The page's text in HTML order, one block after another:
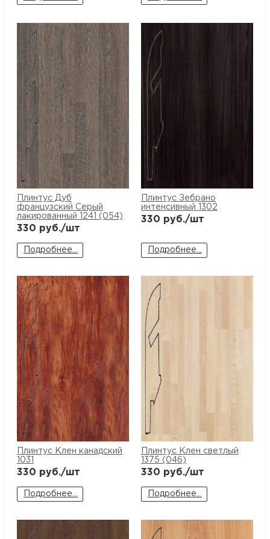
Плинтус Дуб
французский Серый
лакированный 1241 (054)
330 руб./шт
Подробнее...
Плинтус Зебрано
интенсивный 1302
330 руб./шт
Подробнее...
Плинтус Клен канадский
1031
330 руб./шт
Подробнее...
Плинтус Клен светлый
1375 (046)
330 руб./шт
Подробнее...